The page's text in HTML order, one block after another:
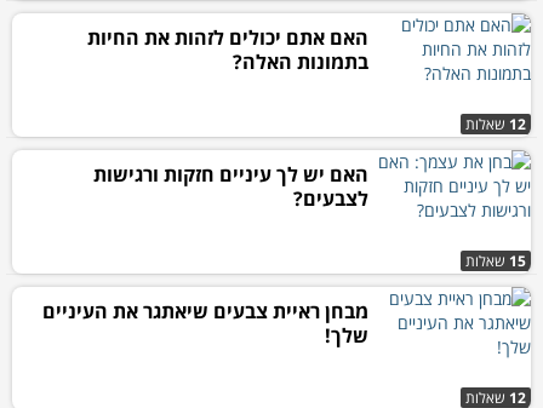
12 שאלות
האם אתם יכולים לזהות את החיות
בתמונות האלה?
15 שאלות
האם יש לך עיניים חזקות ורגישות
לצבעים?
12 שאלות
מבחן ראיית צבעים שיאתגר את העיניים
שלך!